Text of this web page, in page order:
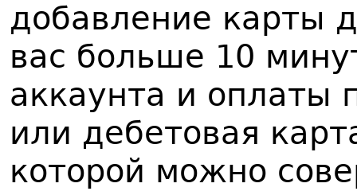
добавление карты
вас больше 10
аккаунта и оплаты
или дебетовая
которой можно